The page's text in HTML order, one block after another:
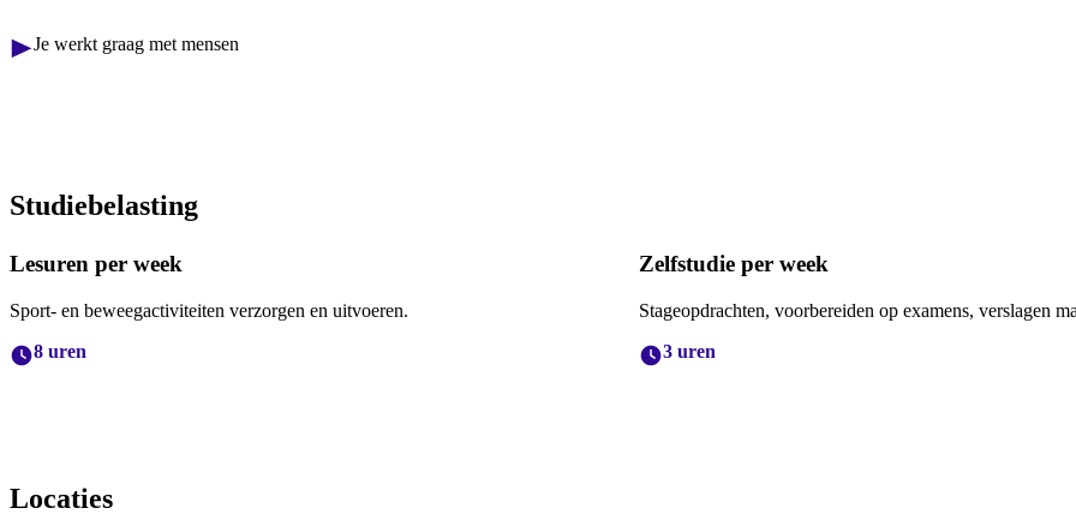
Je werkt graag met mensen
Studiebelasting
Lesuren per week
Sport- en beweegactiviteiten verzorgen en uitvoeren.
8 uren
Zelfstudie per week
Stageopdrachten, voorbereiden op examens, verslagen
3 uren
Locaties